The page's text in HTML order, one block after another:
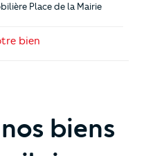
Place de la Mairie
bien
biens